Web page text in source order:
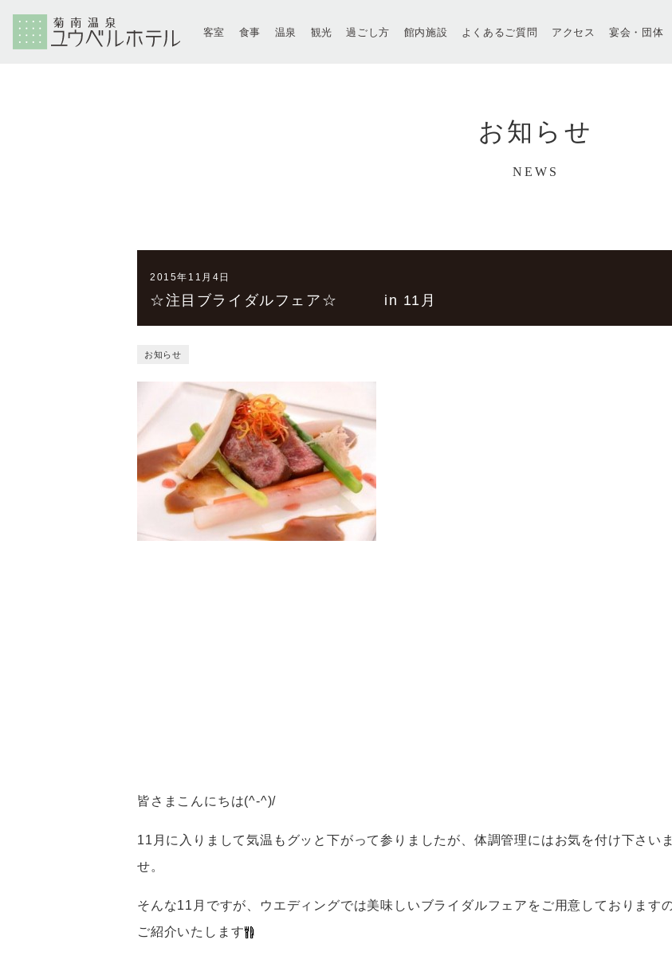
客室 食事 温泉 観光 過ごし方 館内施設 よくあるご質問 アクセス 宴会・団体
お知らせ
NEWS
2015年11月4日
☆注目ブライダルフェア☆ in 11月
お知らせ
皆さまこんにちは(^-^)/
11月に入りまして気温もグッと下がって参りましたが、体調管理にはお気を付け下さいま
せ。
そんな11月ですが、ウエディングでは美味しいブライダルフェアをご用意しております
ご紹介いたします